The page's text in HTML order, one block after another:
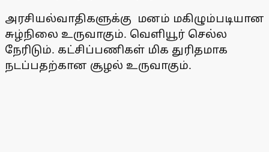
அரசியல்வாதிகளுக்கு மனம் மகிழும்படியான
சுழ்நிலை உருவாகும். வெளியூர் செல்ல
நேரிடும். கட்சிப்பணிகள் மிக துரிதமாக
நடப்பதற்கான சூழல் உருவாகும்.